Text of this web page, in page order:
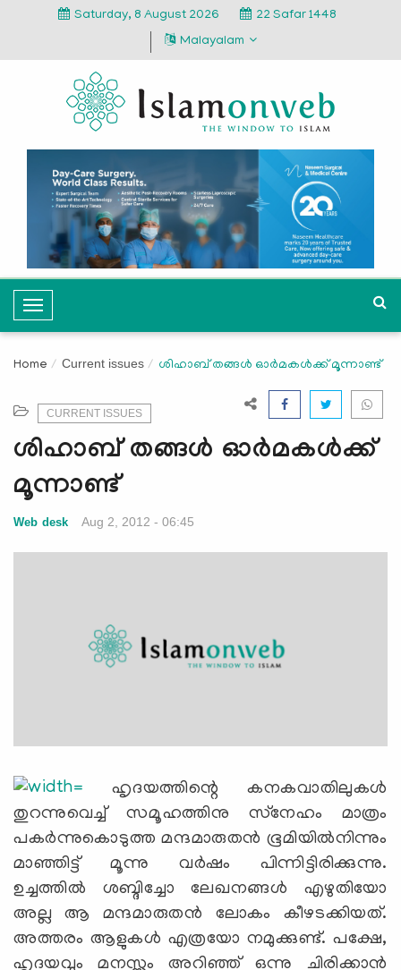
Saturday, 8 August 2026
22 Safar 1448
Malayalam
T
o
g
N
a
v
i
g
Home Current issues ശിഹാബ് തങ്ങള്‍ ഓര്‍മകള്‍ക്ക് മൂന്നാണ്ട്
CURRENT ISSUES
ശിഹാബ് തങ്ങള്‍ ഓര്‍മകള്‍ക്ക്
മൂന്നാണ്ട്
Web desk Aug 2, 2012 - 06:45
ഹൃദയത്തിന്റെ കനകവാതിലുകള്‍
തുറന്നുവെച്ച് സമൂഹത്തിനു സ്‌നേഹം മാത്രം
പകര്‍ന്നുകൊടുത്ത മന്ദമാരുതന്‍ ഭൂമിയില്‍നിന്നും
മാഞ്ഞിട്ട് മൂന്നു വര്‍ഷം പിന്നിട്ടിരിക്കുന്നു.
ഉച്ചത്തില്‍ ശബ്ദിച്ചോ ലേഖനങ്ങള്‍ എഴുതിയോ
അല്ല ആ മന്ദമാരുതന്‍ ലോകം കീഴടക്കിയത്.
അത്തരം ആളുകള്‍ എത്രയോ നമുക്കുണ്ട്. പക്ഷേ,
ഹൃദയവും മനസ്സും അറിഞ്ഞ് ഒന്നു ചിരിക്കാന്‍